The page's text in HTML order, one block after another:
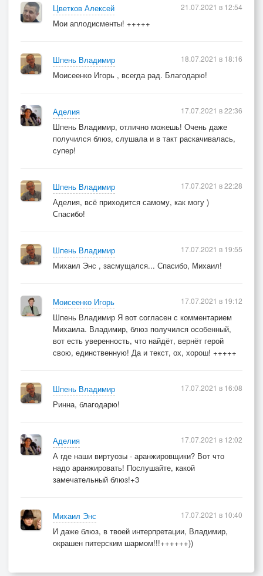
Цветков Алексей
Мои аплодисменты! +++++
21.07.2021 в 12:54
Шпень Владимир
Моисеенко Игорь , всегда рад. Благодарю!
18.07.2021 в 18:16
Аделия
Шпень Владимир, отлично можешь! Очень даже
получился блюз, слушала и в такт раскачивалась,
супер!
17.07.2021 в 22:36
Шпень Владимир
Аделия, всё приходится самому, как могу )
Спасибо!
17.07.2021 в 22:28
Шпень Владимир
Михаил Энс , засмущался... Спасибо, Михаил!
17.07.2021 в 19:55
Моисеенко Игорь
Шпень Владимир Я вот согласен с комментарием
Михаила. Владимир, блюз получился особенный,
вот есть уверенность, что найдёт, вернёт герой
свою, единственную! Да и текст, ох, хорош! +++++
17.07.2021 в 19:12
Шпень Владимир
Ринна, благодарю!
17.07.2021 в 16:08
Аделия
А где наши виртуозы - аранжировщики? Вот что
надо аранжировать! Послушайте, какой
замечательный блюз!+3
17.07.2021 в 12:02
Михаил Энс
И даже блюз, в твоей интерпретации, Владимир,
окрашен питерским шармом!!!++++++))
17.07.2021 в 10:40